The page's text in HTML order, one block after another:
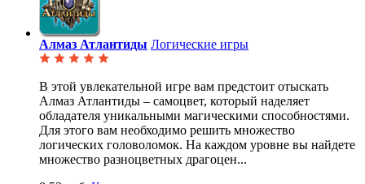
Алмаз Атлантиды Логические игры
В этой увлекательной игре вам предстоит отыскать
Алмаз Атлантиды – самоцвет, который наделяет
обладателя уникальными магическими способностями.
Для этого вам необходимо решить множество
логических головоломок. На каждом уровне вы найдете
множество разноцветных драгоцен...